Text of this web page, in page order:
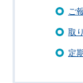
ご
取
定